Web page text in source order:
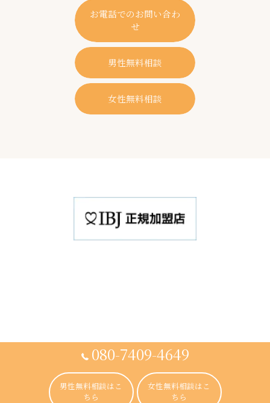
お電話でのお問い合わ
せ
男性無料相談
女性無料相談
080-7409-4649
男性無料相談はこ
ちら
女性無料相談はこ
ちら